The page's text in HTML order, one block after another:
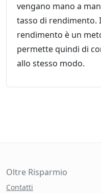
vengano mano a
tasso di rendimento.
rendimento è un
permette quindi di
allo stesso modo.
Oltre Risparmio
Contatti